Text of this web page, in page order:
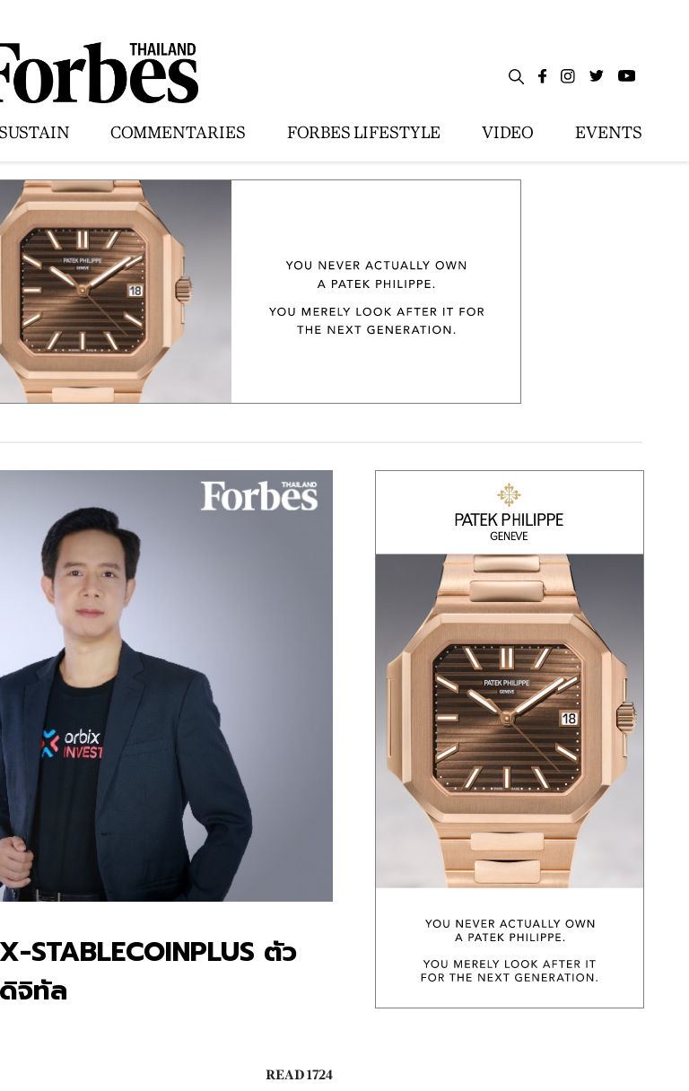
COMMENTARIES FORBES LIFESTYLE VIDEO EVENTS
ตัว
จิทัล
READ 1724